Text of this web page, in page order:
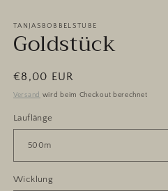
TANJASBOBBELSTUBE
Goldstück
Normaler
Preis
€8,00 EUR
Versand wird beim Checkout berechnet
Lauflänge
Wicklung